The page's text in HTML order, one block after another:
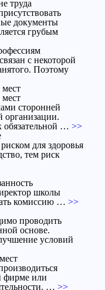
труда
документы
грубым
с некоторой
Поэтому
сторонней
организации.
обязательной … >>
для здоровья
тем риск
школы
комиссию … >>
проводить
основе.
условий
фирме или
… >>